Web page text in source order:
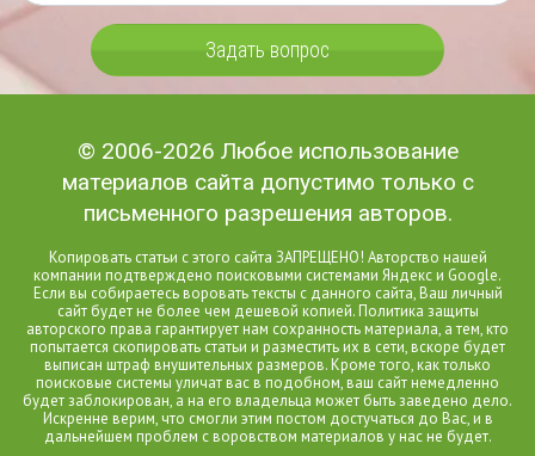
Задать вопрос
© 2006-2026 Любое использование
материалов сайта допустимо только с
письменного разрешения авторов.
Копировать статьи с этого сайта ЗАПРЕЩЕНО! Авторство нашей
компании подтверждено поисковыми системами Яндекс и Google.
Если вы собираетесь воровать тексты с данного сайта, Ваш личный
сайт будет не более чем дешевой копией. Политика защиты
авторского права гарантирует нам сохранность материала, а тем, кто
попытается скопировать статьи и разместить их в сети, вскоре будет
выписан штраф внушительных размеров. Кроме того, как только
поисковые системы уличат вас в подобном, ваш сайт немедленно
будет заблокирован, а на его владельца может быть заведено дело.
Искренне верим, что смогли этим постом достучаться до Вас, и в
дальнейшем проблем с воровством материалов у нас не будет.